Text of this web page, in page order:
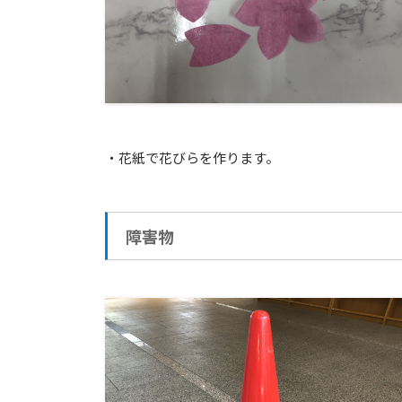
・花紙で花びらを作ります。
障害物